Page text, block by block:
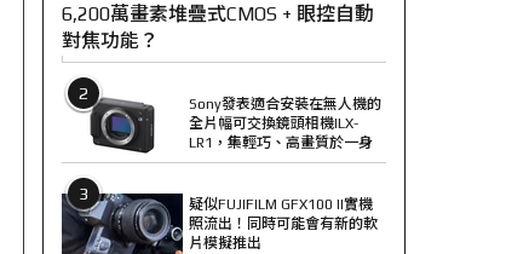
6,200萬畫素堆疊式CMOS + 眼控自動
對焦功能？
2
Sony發表適合安裝在無人機的
全片幅可交換鏡頭相機ILX-
LR1，集輕巧、高畫質於一身
3
疑似FUJIFILM GFX100 II實機
照流出！同時可能會有新的軟
片模擬推出